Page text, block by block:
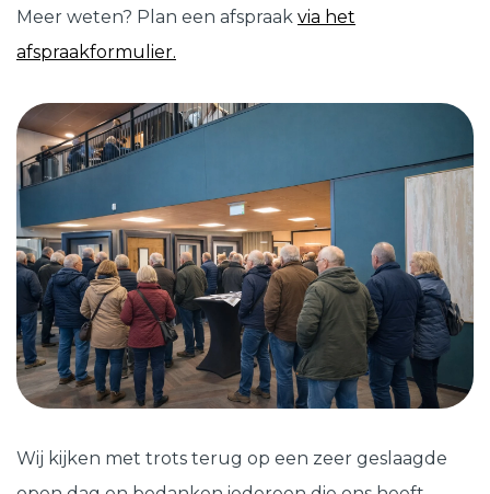
Meer weten? Plan een afspraak via het
afspraakformulier.
Wij kijken met trots terug op een zeer geslaagde